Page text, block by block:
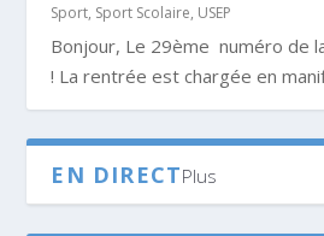
Sport, Sport Scolaire, USEP
Bonjour, Le 29ème numéro de
! La rentrée est chargée en
EN DIRECTPlus